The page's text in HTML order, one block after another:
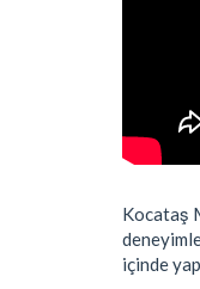
Kocataş
içinde